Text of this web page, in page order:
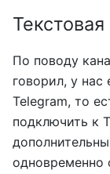
По поводу
говорил, у нас
Telegram, то
подключить к
одновременно